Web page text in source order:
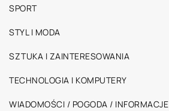
SPORT
STYL I MODA
SZTUKA I ZAINTERESOWANIA
TECHNOLOGIA I KOMPUTERY
WIADOMOŚCI / POGODA / INFORMACJE